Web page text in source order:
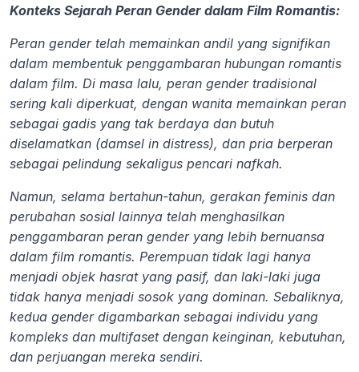
Konteks Sejarah Peran Gender dalam Film Romantis:
Peran gender telah memainkan andil yang signifikan
dalam membentuk penggambaran hubungan romantis
dalam film. Di masa lalu, peran gender tradisional
sering kali diperkuat, dengan wanita memainkan peran
sebagai gadis yang tak berdaya dan butuh
diselamatkan (damsel in distress), dan pria berperan
sebagai pelindung sekaligus pencari nafkah.
Namun, selama bertahun-tahun, gerakan feminis dan
perubahan sosial lainnya telah menghasilkan
penggambaran peran gender yang lebih bernuansa
dalam film romantis. Perempuan tidak lagi hanya
menjadi objek hasrat yang pasif, dan laki-laki juga
tidak hanya menjadi sosok yang dominan. Sebaliknya,
kedua gender digambarkan sebagai individu yang
kompleks dan multifaset dengan keinginan, kebutuhan,
dan perjuangan mereka sendiri.